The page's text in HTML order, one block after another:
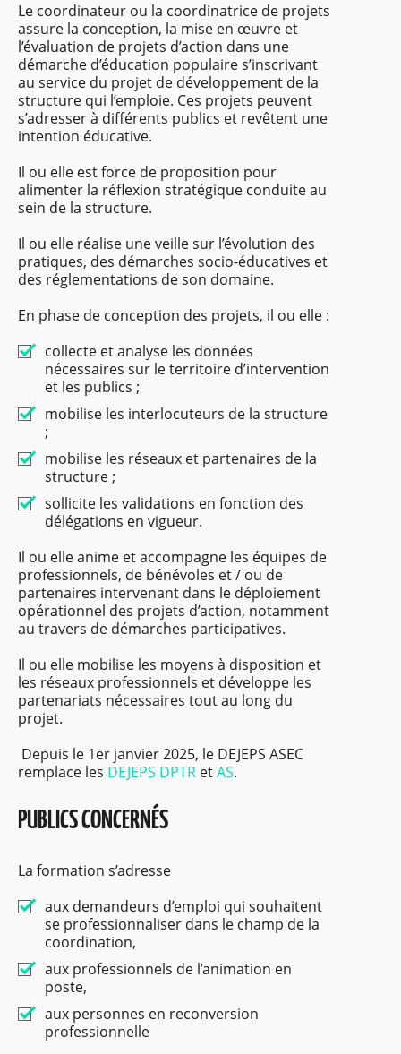
Le coordinateur ou la coordinatrice de projets
assure la conception, la mise en œuvre et
l’évaluation de projets d’action dans une
démarche d’éducation populaire s’inscrivant
au service du projet de développement de la
structure qui l’emploie. Ces projets peuvent
s’adresser à différents publics et revêtent une
intention éducative.
Il ou elle est force de proposition pour
alimenter la réflexion stratégique conduite au
sein de la structure.
Il ou elle réalise une veille sur l’évolution des
pratiques, des démarches socio-éducatives et
des réglementations de son domaine.
En phase de conception des projets, il ou elle :
collecte et analyse les données
nécessaires sur le territoire d’intervention
et les publics ;
mobilise les interlocuteurs de la structure
;
mobilise les réseaux et partenaires de la
structure ;
sollicite les validations en fonction des
délégations en vigueur.
Il ou elle anime et accompagne les équipes de
professionnels, de bénévoles et / ou de
partenaires intervenant dans le déploiement
opérationnel des projets d’action, notamment
au travers de démarches participatives.
Il ou elle mobilise les moyens à disposition et
les réseaux professionnels et développe les
partenariats nécessaires tout au long du
projet.
Depuis le 1er janvier 2025, le DEJEPS ASEC
remplace les DEJEPS DPTR etAS.
PUBLICS CONCERNÉS
La formation s’adresse
aux demandeurs d’emploi qui souhaitent
se professionnaliser dans le champ de la
coordination,
aux professionnels de l’animation en
poste,
aux personnes en reconversion
professionnelle